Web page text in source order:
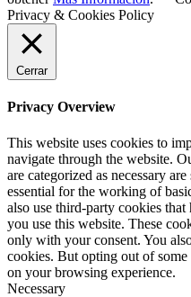
Privacy & Cookies Policy
Cerrar
Privacy Overview
This website uses cookies to
navigate through the website.
are categorized as necessary
essential for the working of
also use third-party cookies
you use this website. These
only with your consent. You
cookies. But opting out of
on your browsing experience.
Necessary